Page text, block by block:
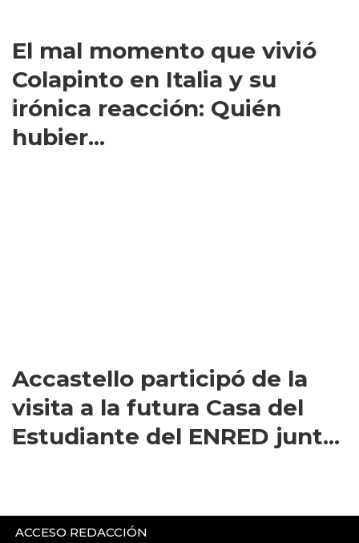
El mal momento que vivió
Colapinto en Italia y su
irónica reacción: Quién
hubier...
Accastello participó de la
visita a la futura Casa del
Estudiante del ENRED junt...
ACCESO REDACCIÓN